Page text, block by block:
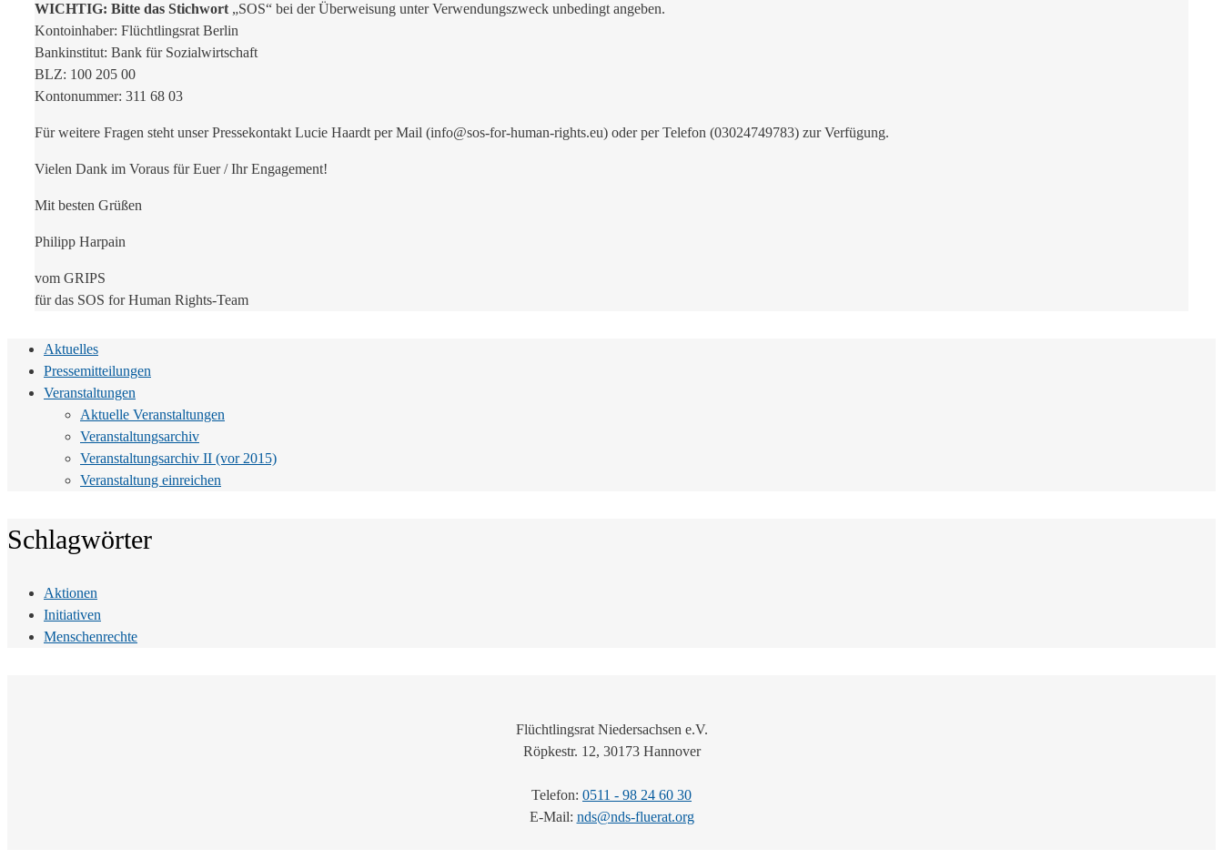
WICHTIG: Bitte das Stichwort „SOS“ bei der Überweisung unter Verwendungszweck unbedingt angeben.
Kontoinhaber: Flüchtlingsrat Berlin
Bankinstitut: Bank für Sozialwirtschaft
BLZ: 100 205 00
Kontonummer: 311 68 03
Für weitere Fragen steht unser Pressekontakt Lucie Haardt per Mail (info@sos-for-human-rights.eu) oder per Telefon (03024749783) zur Verfügung.
Vielen Dank im Voraus für Euer / Ihr Engagement!
Mit besten Grüßen
Philipp Harpain
vom GRIPS
für das SOS for Human Rights-Team
Aktuelles
Pressemitteilungen
Veranstaltungen
Aktuelle Veranstaltungen
Veranstaltungsarchiv
Veranstaltungsarchiv II (vor 2015)
Veranstaltung einreichen
Schlagwörter
Aktionen
Initiativen
Menschenrechte
Flüchtlingsrat Niedersachsen e.V.
Röpkestr. 12, 30173 Hannover
Telefon: 0511 - 98 24 60 30
E-Mail: nds@nds-fluerat.org